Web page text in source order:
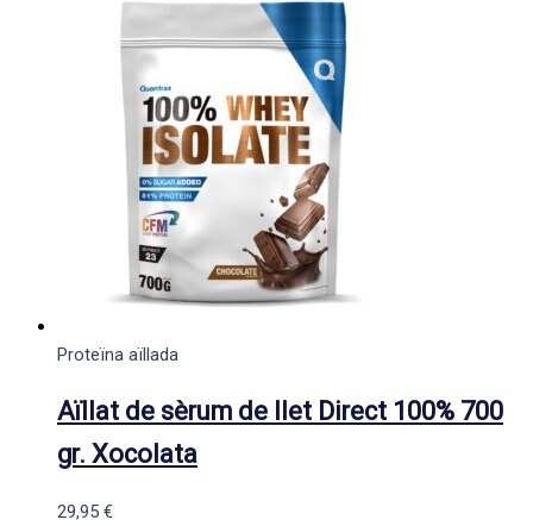
Proteïna aïllada
Aïllat de sèrum de llet Direct 100% 700
gr. Xocolata
29,95 €